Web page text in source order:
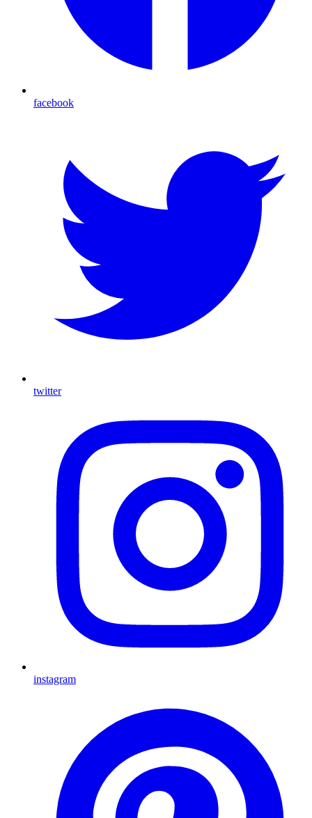
facebook
twitter
instagram